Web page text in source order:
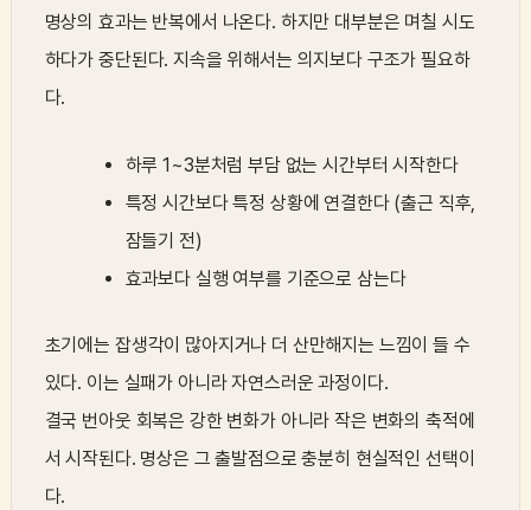
명상의 효과는 반복에서 나온다. 하지만 대부분은 며칠 시도
하다가 중단된다. 지속을 위해서는 의지보다 구조가 필요하
다.
하루 1~3분처럼 부담 없는 시간부터 시작한다
특정 시간보다 특정 상황에 연결한다 (출근 직후,
잠들기 전)
효과보다 실행 여부를 기준으로 삼는다
초기에는 잡생각이 많아지거나 더 산만해지는 느낌이 들 수
있다. 이는 실패가 아니라 자연스러운 과정이다.
결국 번아웃 회복은 강한 변화가 아니라 작은 변화의 축적에
서 시작된다. 명상은 그 출발점으로 충분히 현실적인 선택이
다.